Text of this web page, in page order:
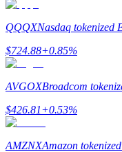
แนะนำ
คู่มือเริ่มต้นฟิวเจอร์
QQQXNasdaq tokenized
$724.88+0.85%
AVGOXBroadcom
$426.81+0.53%
AMZNXAmazon